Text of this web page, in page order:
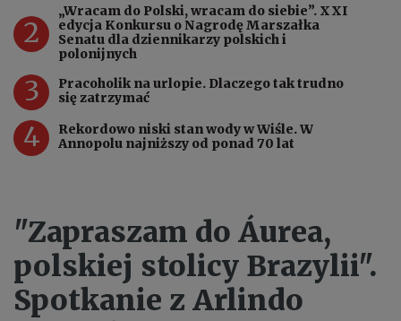
2
„Wracam do Polski, wracam do siebie”. XXI
edycja Konkursu o Nagrodę Marszałka
Senatu dla dziennikarzy polskich i
polonijnych
3
Pracoholik na urlopie. Dlaczego tak trudno
się zatrzymać
4
Rekordowo niski stan wody w Wiśle. W
Annopolu najniższy od ponad 70 lat
"Zapraszam do Áurea,
polskiej stolicy Brazylii".
Spotkanie z Arlindo